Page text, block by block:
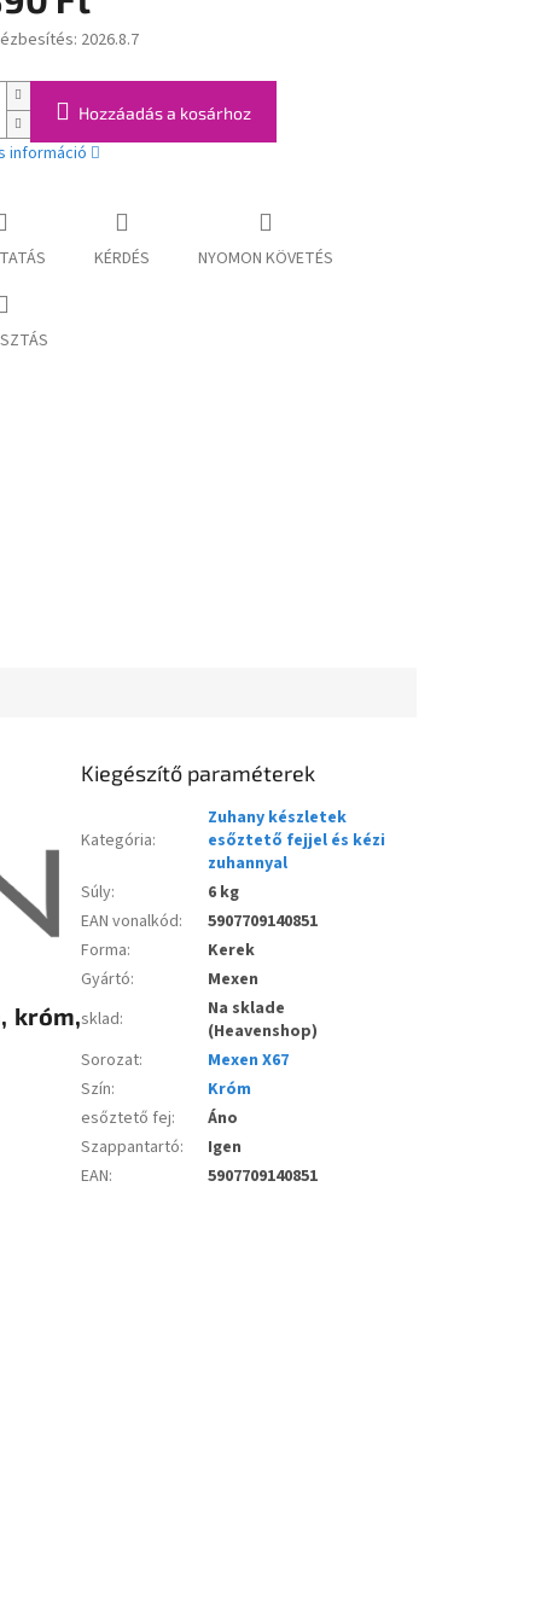
2026.8.7
Hozzáadás a kosárhoz
információ
KÉRDÉS NYOMON KÖVETÉS
króm,
Kiegészítő paraméterek
Kategória:
Zuhany készletek
esőztető fejjel és kézi
zuhannyal
Súly:
6 kg
EAN vonalkód:
5907709140851
Forma:
Kerek
Gyártó:
Mexen
sklad:
Na sklade
(Heavenshop)
Sorozat:
Mexen X67
Szín:
Króm
esőztető fej:
Áno
Szappantartó:
Igen
EAN: 5907709140851